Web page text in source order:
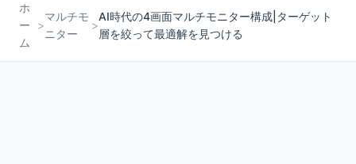
ホ
ー
ム
>
マルチモ
ニター
>
AI時代の4画面マルチモニター構成|ターゲット
層を絞って最適解を見つける